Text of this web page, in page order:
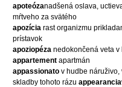
apoteózanadšená oslava,
mŕtveho za svätého
apozícia rast organizmu
prístavok
apoziopéza nedokončená veta
appartement apartmán
appassionato v hudbe
skladby tohoto rázu appearancia